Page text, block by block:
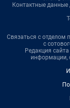
Контактные данные
Связаться с отделом
с
Редакция
информации,